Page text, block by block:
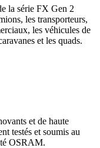
la série FX Gen 2
les transporteurs,
les véhicules de
et les quads.
et de haute
testés et soumis au
OSRAM.